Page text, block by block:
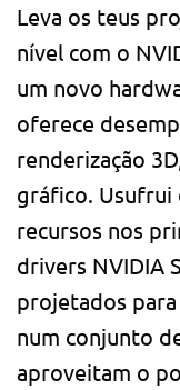
Leva os teus
nível com o
um novo
oferece
renderização
gráfico. Usufrui
recursos nos
drivers NVIDIA
projetados
num conjunto
aproveitam o